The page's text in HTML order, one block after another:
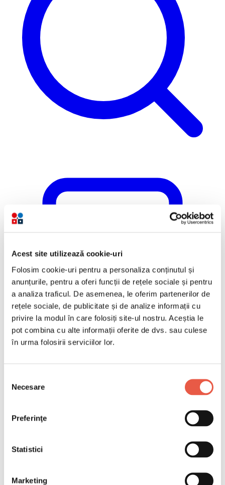
Acest site utilizează cookie-uri
Folosim cookie-uri pentru a personaliza conținutul și
anunțurile, pentru a oferi funcții de rețele sociale și pentru
a analiza traficul. De asemenea, le oferim partenerilor de
rețele sociale, de publicitate și de analize informații cu
privire la modul în care folosiți site-ul nostru. Aceștia le
pot combina cu alte informații oferite de dvs. sau culese
în urma folosirii serviciilor lor.
consimțământului
Necesare
Preferinţe
Statistici
Marketing